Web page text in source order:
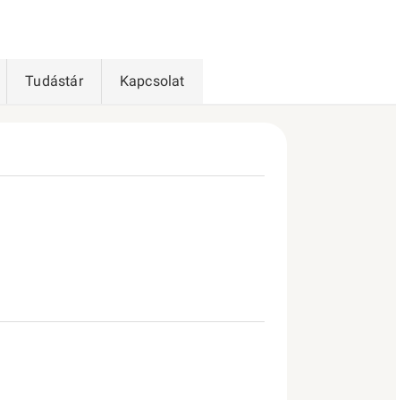
Tudástár Kapcsolat